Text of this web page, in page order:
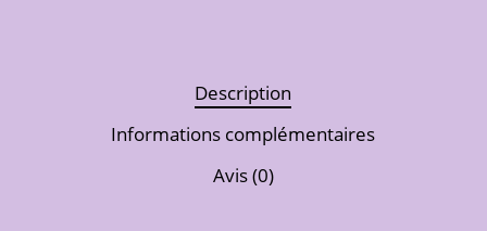
Description
Informations complémentaires
Avis (0)